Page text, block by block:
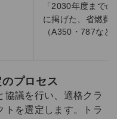
「2030年度までの
に掲げた、省燃費
（A350・787など
プロセス
協議を行い、適格クラ
トを選定します。トラ